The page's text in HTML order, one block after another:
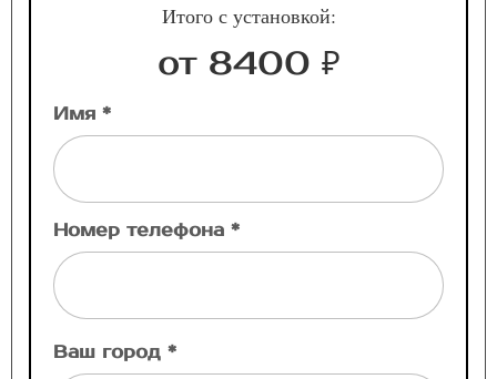
Итого с установкой:
от 8400 ₽
Имя *
Номер телефона *
Ваш город *